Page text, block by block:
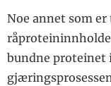
Noe annet som
bundne proteinet